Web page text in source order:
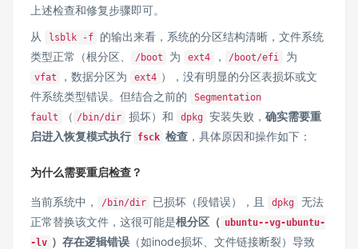
上述检查和修复步骤即可。
从
lsblk -f
的输出来看，系统的分区结构清晰，文件系统
类型正常（根分区、
/boot 为 ext4 ， /boot/efi 为
vfat ，数据分区为 ext4 ），没有明显的分区表损坏或文
件系统类型错误。但结合之前的
Segmentation
fault
（ /bin/dir 损坏）和 dpkg 安装失败，确实需要重
启进入恢复模式执行
fsck 检查 ，具体原因和操作如下：
为什么需要重启检查？
当前系统中， /bin/dir 已损坏（段错误），且 dpkg
无法
正常替换该文件，这很可能是根分区（ ubuntu--vg-ubuntu-
-lv ）存在逻辑错误（如inode损坏、文件链接断裂）导致